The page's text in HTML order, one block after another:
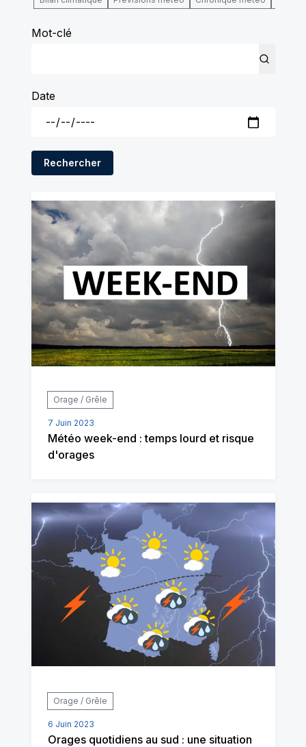
Mot-clé
Date
Rechercher
Orage / Grêle
7 Juin 2023
Météo week-end : temps lourd et risque
d'orages
Orage / Grêle
6 Juin 2023
Orages quotidiens au sud : une situation